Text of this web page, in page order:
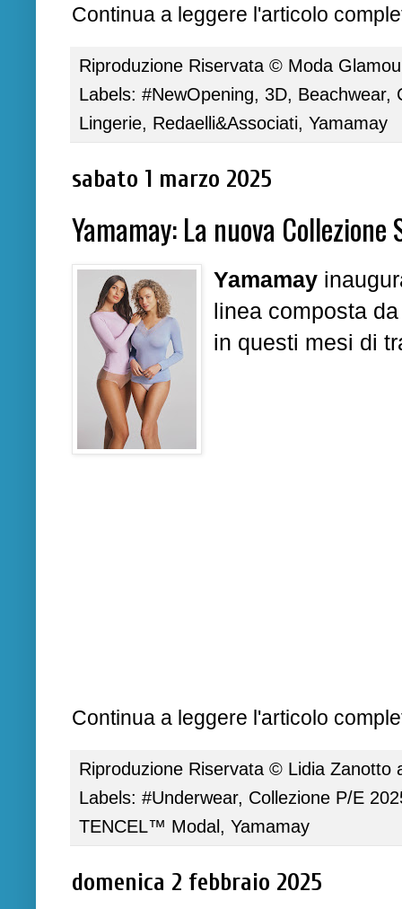
Continua a leggere l'articolo
Riproduzione Riservata © Moda
Labels: #NewOpening, 3D, Beachwear,
Lingerie, Redaelli&Associati, Yamamay
sabato 1 marzo 2025
Yamamay: La nuova Collezione
Yamamay
linea composta
in questi mesi di
Continua a leggere l'articolo
Riproduzione Riservata © Lidia Zanotto
Labels: #Underwear, Collezione P/E
TENCEL™ Modal, Yamamay
domenica 2 febbraio 2025